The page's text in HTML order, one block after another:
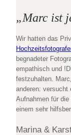
„Marc ist
Wir hatten das
begnadeter
empathisch und
festzuhalten.
anderen: versucht
Aufnahmen für
einem sehr
Marina &